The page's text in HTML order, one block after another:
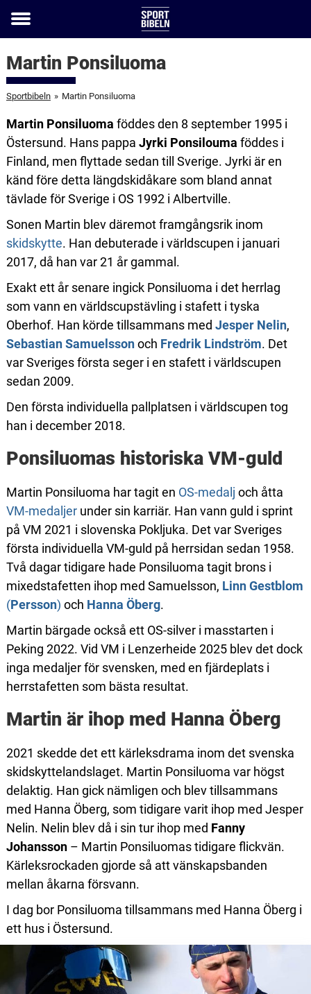
Toggle
Martin Ponsiluoma
Sportbibeln » Martin Ponsiluoma
Martin Ponsiluoma föddes den 8 september 1995 i
Östersund. Hans pappa Jyrki Ponsilouma föddes i
Finland, men flyttade sedan till Sverige. Jyrki är en
känd före detta längdskidåkare som bland annat
tävlade för Sverige i OS 1992 i Albertville.
Sonen Martin blev däremot framgångsrik inom
skidskytte. Han debuterade i världscupen i januari
2017, då han var 21 år gammal.
Exakt ett år senare ingick Ponsiluoma i det herrlag
som vann en världscupstävling i stafett i tyska
Oberhof. Han körde tillsammans med Jesper Nelin,
Sebastian Samuelssonoch Fredrik Lindström. Det
var Sveriges första seger i en stafett i världscupen
sedan 2009.
Den första individuella pallplatsen i världscupen tog
han i december 2018.
Ponsiluomas historiska VM-guld
Martin Ponsiluoma har tagit en OS-medalj och åtta
VM-medaljerunder sin karriär. Han vann guld i sprint
på VM 2021 i slovenska Pokljuka. Det var Sveriges
första individuella VM-guld på herrsidan sedan 1958.
Två dagar tidigare hade Ponsiluoma tagit brons i
mixedstafetten ihop med Samuelsson, Linn Gestblom
(Persson) och Hanna Öberg.
Martin bärgade också ett OS-silver i masstarten i
Peking 2022. Vid VM i Lenzerheide 2025 blev det dock
inga medaljer för svensken, med en fjärdeplats i
herrstafetten som bästa resultat.
Martin är ihop med Hanna Öberg
2021 skedde det ett kärleksdrama inom det svenska
skidskyttelandslaget. Martin Ponsiluoma var högst
delaktig. Han gick nämligen och blev tillsammans
med Hanna Öberg, som tidigare varit ihop med Jesper
Nelin. Nelin blev då i sin tur ihop med Fanny
Johansson – Martin Ponsiluomas tidigare flickvän.
Kärleksrockaden gjorde så att vänskapsbanden
mellan åkarna försvann.
I dag bor Ponsiluoma tillsammans med Hanna Öberg i
ett hus i Östersund.